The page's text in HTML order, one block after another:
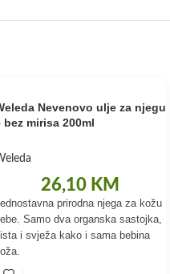
Nevenovo ulje za njegu
bez mirisa 200ml
26,10 KM
prirodna njega za kožu
Samo dva organska sastojka,
i svježa kako i sama bebina